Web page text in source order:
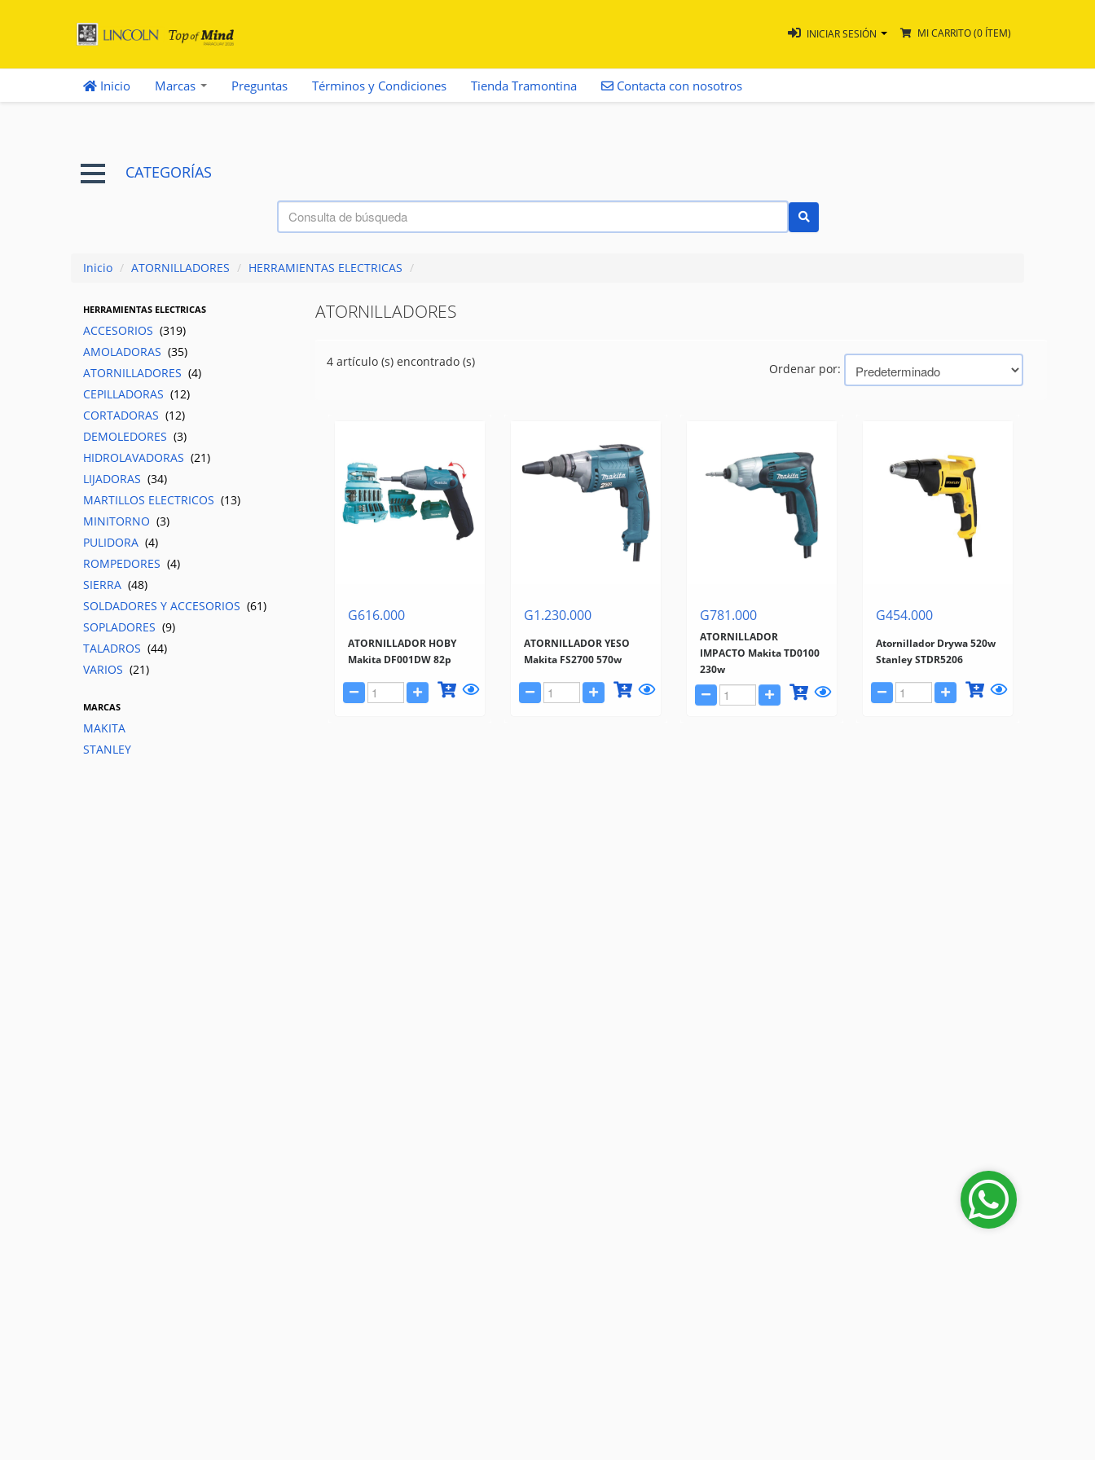
INICIAR SESIÓN MI CARRITO(0 ÍTEM)
Inicio Marcas Preguntas Términos y Condiciones Tienda Tramontina Contacta con nosotros
CATEGORÍAS
Inicio / ATORNILLADORES / HERRAMIENTAS ELECTRICAS /
HERRAMIENTAS ELECTRICAS
ACCESORIOS (319)
AMOLADORAS (35)
ATORNILLADORES (4)
CEPILLADORAS (12)
CORTADORAS (12)
DEMOLEDORES (3)
HIDROLAVADORAS (21)
LIJADORAS (34)
MARTILLOS ELECTRICOS (13)
MINITORNO (3)
PULIDORA (4)
ROMPEDORES (4)
SIERRA (48)
SOLDADORES Y ACCESORIOS (61)
SOPLADORES (9)
TALADROS (44)
VARIOS (21)
MARCAS
MAKITA
STANLEY
ATORNILLADORES
4 artículo (s) encontrado (s) Ordenar por:
G616.000
ATORNILLADOR HOBY
Makita DF001DW 82p
G1.230.000
ATORNILLADOR YESO
Makita FS2700 570w
G781.000
ATORNILLADOR
IMPACTO Makita TD0100
230w
G454.000
Atornillador Drywa 520w
Stanley STDR5206